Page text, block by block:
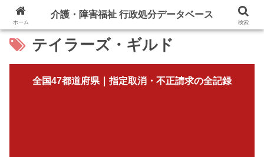
テイラーズ・ギルド
全国47都道府県｜指定取消・不正請求の全記録
ホーム
介護・障害福祉 行政処分データベース
検索